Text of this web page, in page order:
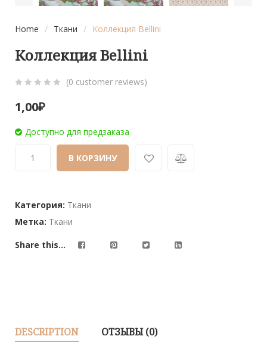
Home / Ткани / Коллекция Bellini
Коллекция Bellini
out
customer
(0 customer reviews)
1,00₽
Доступно для предзаказа
В КОРЗИНУ
Категория: Ткани
Метка: Ткани
Share this...
DESCRIPTION ОТЗЫВЫ (0)